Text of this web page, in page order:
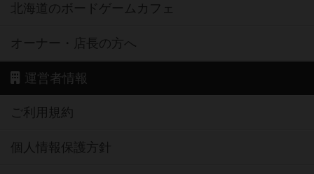
北海道のボードゲームカフェ
オーナー・店長の方へ
運営者情報
ご利用規約
個人情報保護方針